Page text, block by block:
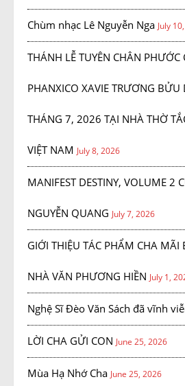
Chùm nhạc Lê Nguyễn Nga July
THÁNH LỄ TUYÊN CHÂN PHƯỚC
PHANXICO XAVIE TRƯƠNG BỬU
THÁNG 7, 2026 TẠI NHÀ THỜ
VIỆT NAM July 8, 2026
MANIFEST DESTINY, VOLUME 2
NGUYỄN QUANG July 7, 2026
GIỚI THIỆU TÁC PHẨM CHA MÃI
NHÀ VĂN PHƯƠNG HIỀN July 1,
Nghệ Sĩ Đèo Văn Sách đã vĩnh
LỜI CHA GỬI CON June 25, 2026
Mùa Hạ Nhớ Cha June 25, 2026